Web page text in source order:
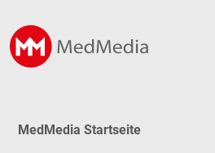
MedMedia Startseite